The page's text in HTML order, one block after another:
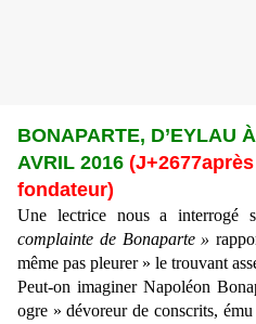
BONAPARTE, D’EYLAU
AVRIL 2016
fondateur)
Une lectrice nous a interrogé
complainte de Bonaparte »
même pas pleurer » le trouvant
Peut-on imaginer Napoléon
ogre » dévoreur de conscrits,